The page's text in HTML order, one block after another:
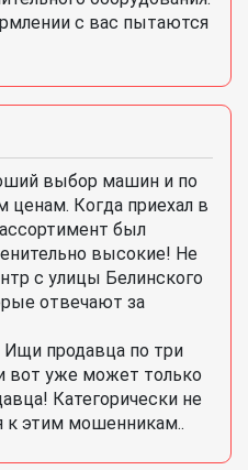
с вас пытаются
выбор машин и по
Когда приехал в
был
высокие! Не
с улицы Белинского
отвечают за
Ищи продавца по три
вот уже может только
Категорически не
к этим мошенникам..